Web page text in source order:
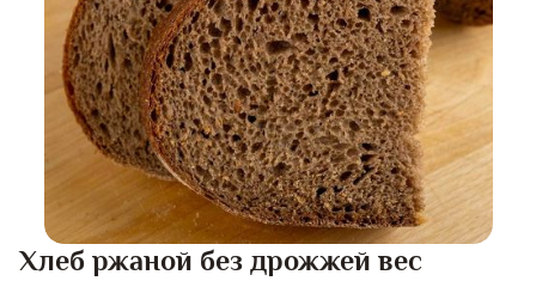
Хлеб ржаной без дрожжей вес